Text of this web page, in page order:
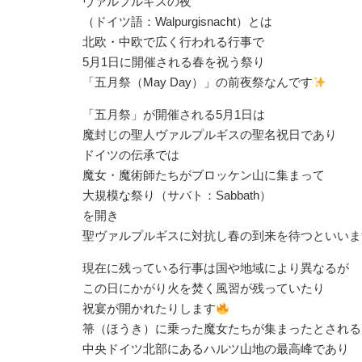
⁡（ドイツ語：Walpurgisnacht）とは⁡
⁡北欧・中欧で広く行われる行事で⁡
⁡5月1日に開催される春を祝う祭り⁡
⁡「五月祭（May Day）」の前夜祭なんです
「五月祭」が開催される5月1日は⁡
⁡魔封じの聖人ヴァルプルギスの聖名祝日であり⁡
⁡ドイツの伝承では⁡
⁡魔女・魔術師たちがブロッケン山に集まって⁡
⁡大規模な祭り（サバト：Sabbath）⁡
⁡を開き⁡
聖ヴァルプルギスに対抗し⁡春の到来を待つといい
現在に残っている行事は⁡国や地域により異なるが⁡
⁡この日にかがり火を焚く風習が残っていたり⁡
⁡祝宴が開かれたりします
箒（ほうき）に乗った魔女たちが集まったとされ
⁡中央ドイツ北部にあるハルツ山地の最高峰であり⁡